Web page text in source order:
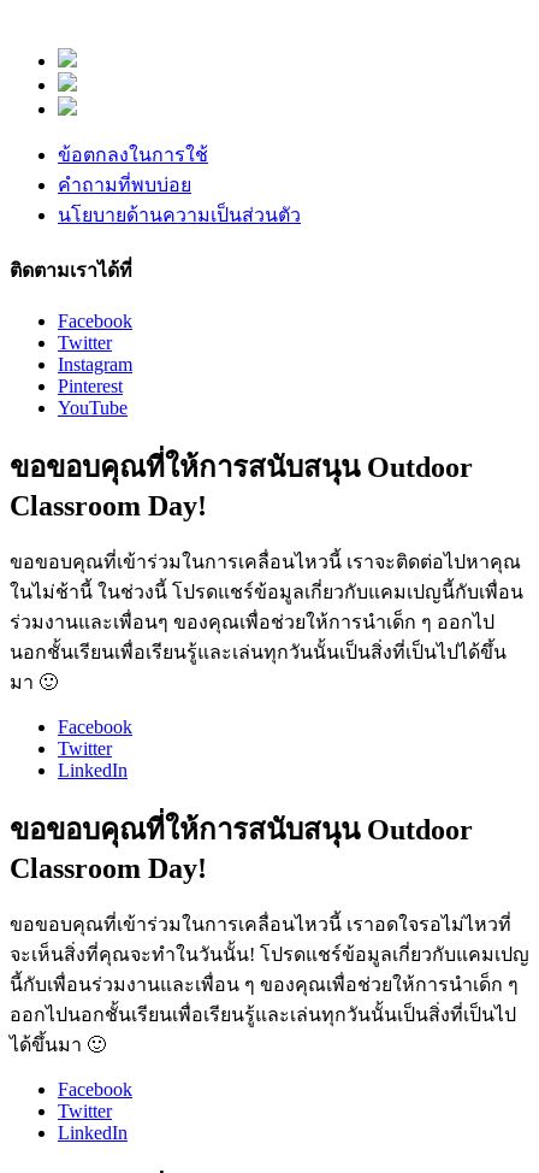
ข้อตกลงในการใช้
คำถามที่พบบ่อย
นโยบายด้านความเป็นส่วนตัว
ติดตามเราได้ที่
Facebook
Twitter
Instagram
Pinterest
YouTube
ขอขอบคุณที่ให้การสนับสนุน Outdoor
Classroom Day!
ขอขอบคุณที่เข้าร่วมในการเคลื่อนไหวนี้ เราจะติดต่อไปหาคุณ
ในไม่ช้านี้ ในช่วงนี้ โปรดแชร์ข้อมูลเกี่ยวกับแคมเปญนี้กับเพื่อน
ร่วมงานและเพื่อนๆ ของคุณเพื่อช่วยให้การนำเด็ก ๆ ออกไป
นอกชั้นเรียนเพื่อเรียนรู้และเล่นทุกวันนั้นเป็นสิ่งที่เป็นไปได้ขึ้น
มา 🙂
Facebook
Twitter
LinkedIn
ขอขอบคุณที่ให้การสนับสนุน Outdoor
Classroom Day!
ขอขอบคุณที่เข้าร่วมในการเคลื่อนไหวนี้ เราอดใจรอไม่ไหวที่
จะเห็นสิ่งที่คุณจะทำในวันนั้น! โปรดแชร์ข้อมูลเกี่ยวกับแคมเปญ
นี้กับเพื่อนร่วมงานและเพื่อน ๆ ของคุณเพื่อช่วยให้การนำเด็ก ๆ
ออกไปนอกชั้นเรียนเพื่อเรียนรู้และเล่นทุกวันนั้นเป็นสิ่งที่เป็นไป
ได้ขึ้นมา 🙂
Facebook
Twitter
LinkedIn